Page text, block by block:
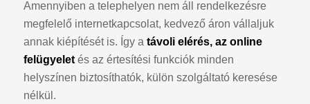
Amennyiben a telephelyen nem áll rendelkezésre
megfelelő internetkapcsolat, kedvező áron vállaljuk
annak kiépítését is. Így atávoli elérés, az online
felügyeletés az értesítési funkciók minden
helyszínen biztosíthatók, külön szolgáltató keresése
nélkül.